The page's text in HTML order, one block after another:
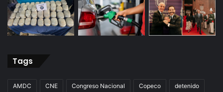
Tags
AMDC CNE Congreso Nacional Copeco detenido